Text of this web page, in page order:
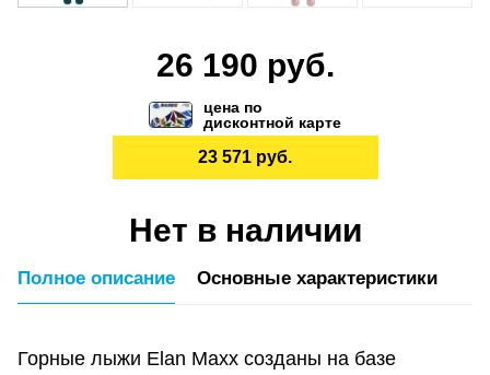
26 190 руб.
цена по
дисконтной карте
23 571 руб.
Нет в наличии
Полное описание Основные характеристики
Горные лыжи Elan Maxx созданы на базе